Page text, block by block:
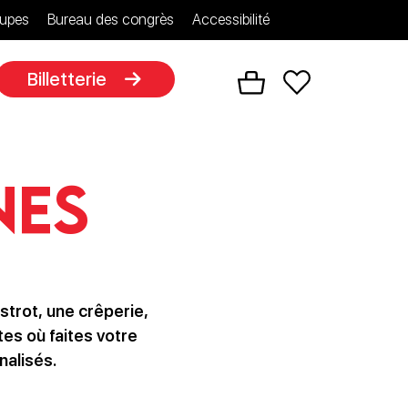
Bureau des congrès Accessibilité
Billetterie
une crêperie,
où faites votre